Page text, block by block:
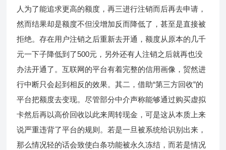
人为了能追求更高的额度，再三进行注销而后再去申请，
然而结果却是额度不但没增加反而降低了，甚至是直接被
拒绝。存在用户注销之后重新去开通，额度从原本的几千
元一下子降低到了500元，另外还有人注销之后就再也没
办法开通了。互联网的平台有着完整的信用画像，贸然进
行中断只会起到相反的效果。其二，借助“第三方回收”的
平台把额度去变现。尽管部分中介声称能够通过购买虚拟
卡然后再以高价回收以此来周转现金，可是这从本质上来
说严重违背了平台的规则。若是一旦被系统给识别出来，
那么情况轻的话会致使白条功能被永久冻结，而若是情况